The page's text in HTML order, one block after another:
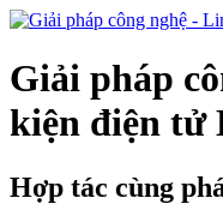
Giải pháp
kiện điện tử
Hợp tác cùng